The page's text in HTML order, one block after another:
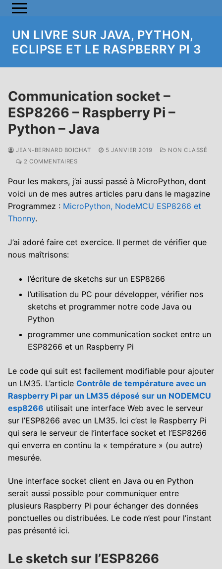
Aller
contenu
UN LIVRE SUR JAVA, PYTHON,
ECLIPSE ET LE RASPBERRY PI 3
Communication socket –
ESP8266 – Raspberry Pi –
Python – Java
JEAN-BERNARD BOICHAT 5 JANVIER 2019
NON CLASSÉ
2 COMMENTAIRES
Pour les makers, j’ai aussi passé à MicroPython, dont
voici un de mes autres articles paru dans le magazine
Programmez : MicroPython, NodeMCU ESP8266 et
Thonny.
J’ai adoré faire cet exercice. Il permet de vérifier que
nous maîtrisons:
l’écriture de sketchs sur un ESP8266
l’utilisation du PC pour développer, vérifier nos
sketchs et programmer notre code Java ou
Python
programmer une communication socket entre un
ESP8266 et un Raspberry Pi
Le code qui suit est facilement modifiable pour ajouter
un LM35. L’article Contrôle de température avec un
Raspberry Pi par un LM35 déposé sur un NODEMCU
esp8266 utilisait une interface Web avec le serveur
sur l’ESP8266 avec un LM35. Ici c’est le Raspberry Pi
qui sera le serveur de l’interface socket et l’ESP8266
qui enverra en continu la « température » (ou autre)
mesurée.
Une interface socket client en Java ou en Python
serait aussi possible pour communiquer entre
plusieurs Raspberry Pi pour échanger des données
ponctuelles ou distribuées. Le code n’est pour l’instant
pas présenté ici.
Le sketch sur l’ESP8266